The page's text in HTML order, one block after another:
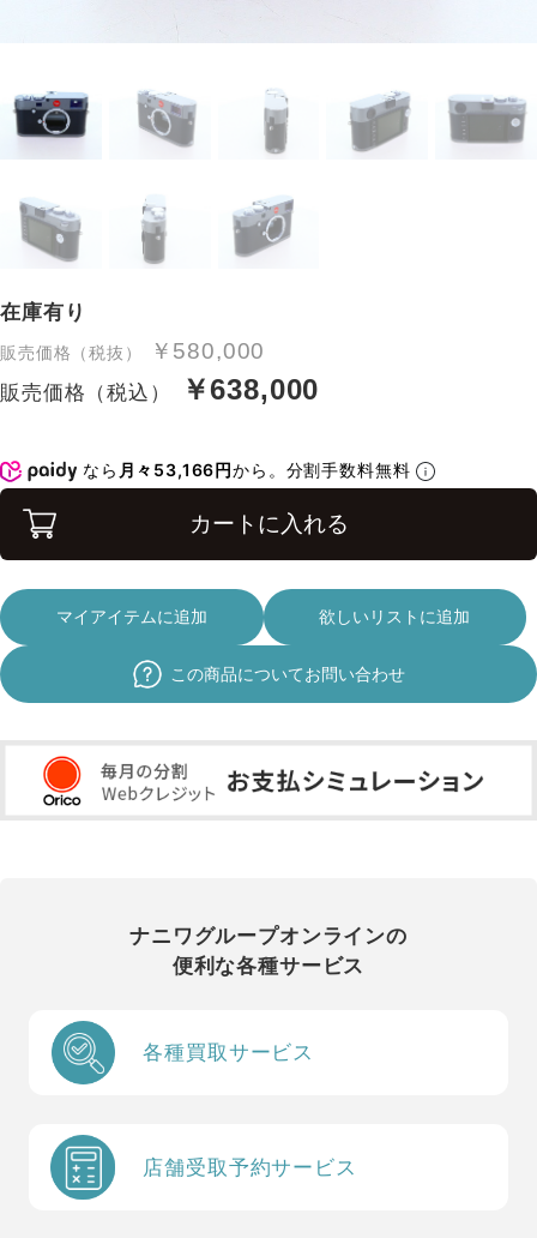
在庫有り
販売価格（税抜） ￥580,000
販売価格（税込） ￥638,000
なら 月々53,166円から。分割手数料無料
カートに入れる
マイアイテムに追加 欲しいリストに追加
この商品についてお問い合わせ
ナニワグループオンラインの
便利な各種サービス
各種買取サービス
店舗受取予約サービス